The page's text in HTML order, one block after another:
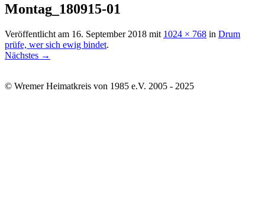
Montag_180915-01
Veröffentlicht am 16. September 2018 mit 1024 × 768 in Drum
prüfe, wer sich ewig bindet.
Nächstes →
© Wremer Heimatkreis von 1985 e.V. 2005 - 2025